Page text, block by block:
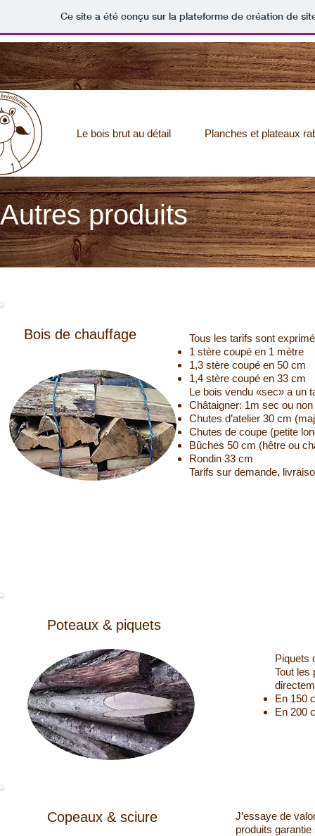
Ce site a été conçu sur la plateforme de création de
Autres produits
Bois de chauffage
Tous les tarifs sont
1 stère coupé en 1 mètre
1,3 stère coupé en 50 cm
1,4 stère coupé en 33 cm
Le bois vendu «sec» a un
Châtaigner: 1m sec ou
Chutes d’atelier 30 cm
Chutes de coupe (petite
Bûches 50 cm (hêtre ou
Rondin 33 cm
​Tarifs sur demande,
Poteaux & piquets
Piquets
​Tout les
En 150
En 200
Copeaux & sciure
J’essaye de
produits
Le bois brut au détail Planches et plateaux